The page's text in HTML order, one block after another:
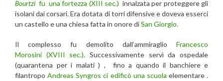
Bourtzi fu una fortezza (XIII sec.) innalzata per proteggere gli
isolani dai corsari. Era dotata di torri difensive e doveva esserci
un castello e una chiesa fatta in onore diSan Giorgio.
Il complesso fu demolito dall’ammiraglio Francesco
Morosini (XVIII sec.). Successivamente servì da ospedale
(quarantena per i malati ) , fino a quando il banchiere e
filantropoAndreas Syngros ci edificò una scuola elementare .